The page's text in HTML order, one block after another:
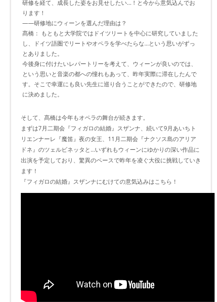
研修を経て、成長した姿をお見せしたい…！と今から意気込んでお
ります！
――研修地にウィーンを選んだ理由は？
髙橋： もともと大学院ではドイツリートを中心に研究していました
し、ドイツ語圏でリートやオペラを学べたらな…という思いがずっ
とありました。
今後身に付けたいレパートリーを考えて、ウィーンが良いのでは、
という思いと音楽の都への憧れもあって、昨年実際に滞在したんで
す。そこで幸運にも良い先生に巡り合うことができたので、研修地
に決めました。
そして、髙橋は今年もオペラの舞台が続きます。
まずは7月二期会『フィガロの結婚』スザンナ、続いて9月あいちト
リエンナーレ『魔笛』夜の女王、11月二期会『ナクソス島のアリア
ドネ』のツェルビネッタと…いずれもウィーンにゆかりの深い作品に
出演を予定しており、驚異のペースで昨年を凌ぐ大役に挑戦していき
ます！
『フィガロの結婚』スザンナにむけての意気込みはこちら！